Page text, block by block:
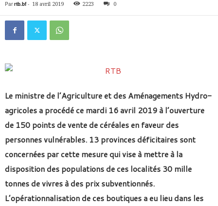
Par rtb.bf- 18 avril 2019 2223 0
Le ministre de l’Agriculture et des Aménagements Hydro-
agricoles a procédé ce mardi 16 avril 2019 à l’ouverture
de 150 points de vente de céréales en faveur des
personnes vulnérables. 13 provinces déficitaires sont
concernées par cette mesure qui vise à mettre à la
disposition des populations de ces localités 30 mille
tonnes de vivres à des prix subventionnés.
L’opérationnalisation de ces boutiques a eu lieu dans les